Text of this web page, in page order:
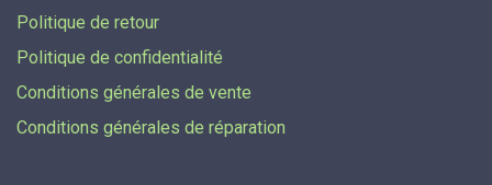
Politique de retour
Politique de confidentialité
Conditions générales de vente
Conditions générales de réparation